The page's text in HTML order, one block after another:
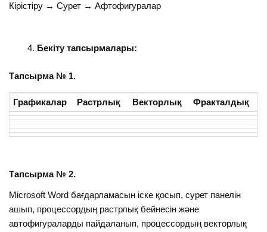
Кірістіру → Сурет → Афтофигуралар
Бекіту тапсырмалары:
Тапсырма № 1.
Графикалар Растрлық Векторлық Фракталдық
Тапсырма № 2.
Microsoft Word бағдарламасын іске қосып, сурет панелін
ашып, процессордың растрлық бейнесін және
автофигураларды пайдаланып, процессордың векторлық